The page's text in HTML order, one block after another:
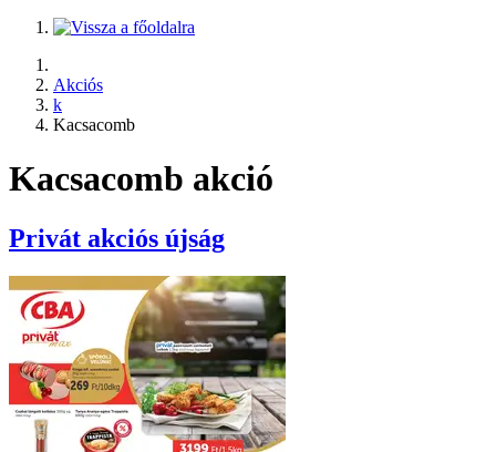
Akciós
k
Kacsacomb
Kacsacomb akció
Privát akciós újság